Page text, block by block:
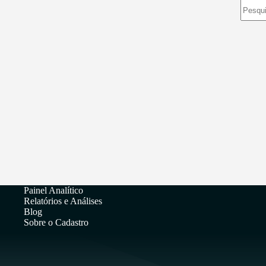
Painel Analítico
Relatórios e Análises
Blog
Sobre o Cadastro